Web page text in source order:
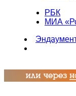
РБК
МИА